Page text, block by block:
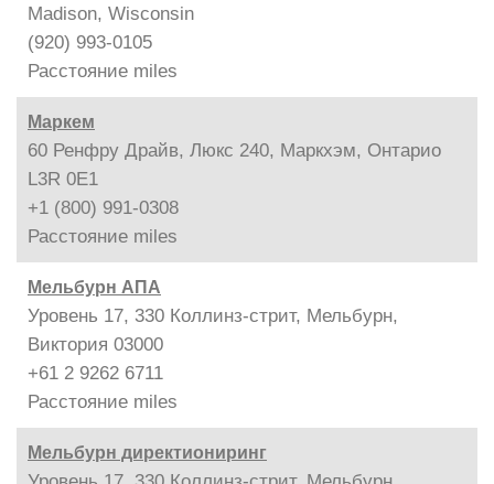
Madison, Wisconsin
(920) 993-0105
Расстояние miles
Маркем
60 Ренфру Драйв, Люкс 240, Маркхэм, Онтарио
L3R 0E1
+1 (800) 991-0308
Расстояние miles
Мельбурн АПА
Уровень 17, 330 Коллинз-стрит, Мельбурн,
Виктория 03000
+61 2 9262 6711
Расстояние miles
Мельбурн директиониринг